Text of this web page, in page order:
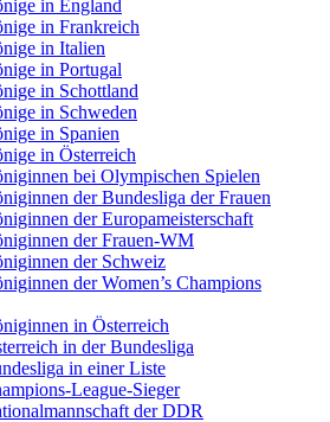
in England
in Frankreich
in Italien
in Portugal
in Schottland
in Schweden
in Spanien
in Österreich
bei Olympischen Spielen
der Bundesliga der Frauen
der Europameisterschaft
der Frauen-WM
der Schweiz
der Women’s Champions
in Österreich
in der Bundesliga
in einer Liste
League-Sieger
der DDR